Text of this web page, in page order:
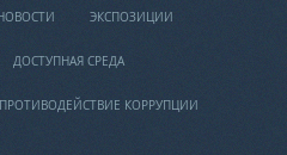
НОВОСТИ ЭКСПОЗИЦИИ
ДОСТУПНАЯ СРЕДА
ПРОТИВОДЕЙСТВИЕ КОРРУПЦИИ